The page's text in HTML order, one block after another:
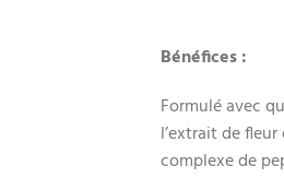
Bénéfices :
Formulé avec
l’extrait de
complexe de